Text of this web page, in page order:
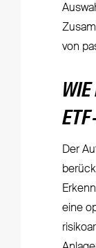
von
WIE
Der
eine